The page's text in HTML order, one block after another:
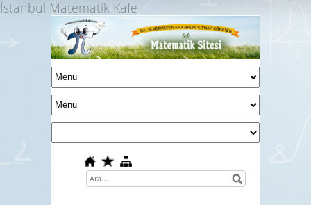
İstanbul Matematik Kafe